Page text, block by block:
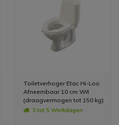
Toiletverhoger Etac Hi-Loo
Afneembaar 10 cm Wit
(draagvermogen tot 150 kg)
3 tot 5 Werkdagen